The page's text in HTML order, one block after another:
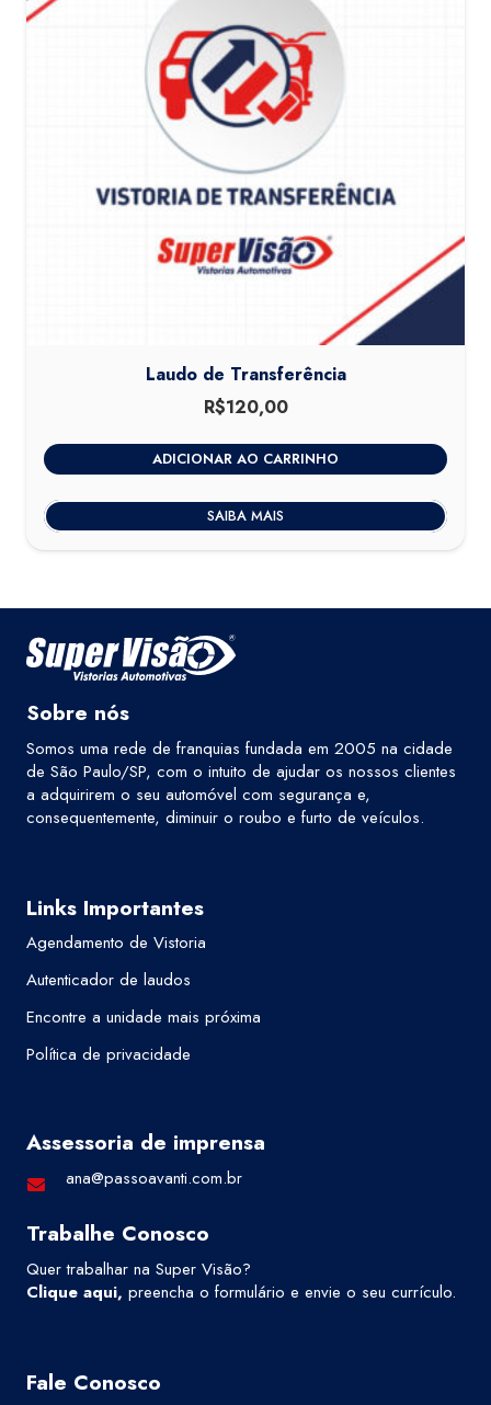
Laudo de Transferência
R$120,00
ADICIONAR AO CARRINHO
SAIBA MAIS
Sobre nós
Somos uma rede de franquias fundada em 2005 na cidade
de São Paulo/SP, com o intuito de ajudar os nossos clientes
a adquirirem o seu automóvel com segurança e,
consequentemente, diminuir o roubo e furto de veículos.
Links Importantes
Agendamento de Vistoria
Autenticador de laudos
Encontre a unidade mais próxima
Política de privacidade
Assessoria de imprensa
ana@passoavanti.com.br
Trabalhe Conosco
Quer trabalhar na Super Visão?
Clique aqui, preencha o formulário e envie o seu currículo.
Fale Conosco